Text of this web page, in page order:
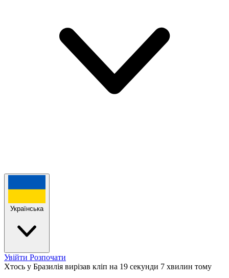
Українська
Увійти Розпочати
Хтось у Бразилія вирізав кліп на 19 секунди 7 хвилин тому